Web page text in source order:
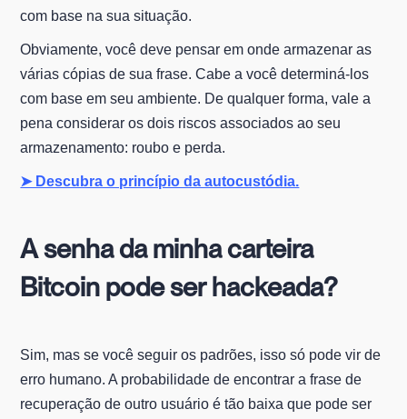
com base na sua situação.
Obviamente, você deve pensar em onde armazenar as
várias cópias de sua frase. Cabe a você determiná-los
com base em seu ambiente. De qualquer forma, vale a
pena considerar os dois riscos associados ao seu
armazenamento: roubo e perda.
➤ Descubra o princípio da autocustódia.
A senha da minha carteira
Bitcoin pode ser hackeada?
Sim, mas se você seguir os padrões, isso só pode vir de
erro humano. A probabilidade de encontrar a frase de
recuperação de outro usuário é tão baixa que pode ser